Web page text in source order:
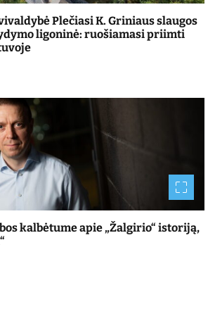
Plečiasi K. Griniaus slaugos
ligoninė: ruošiamasi priimti
kalbėtume apie „Žalgirio“ istoriją,